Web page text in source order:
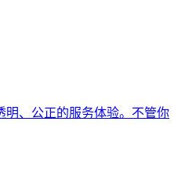
明、公正的服务体验。不管你